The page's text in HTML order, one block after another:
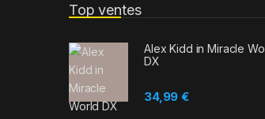
Top ventes
Alex Kidd in Miracle
DX
34,99€